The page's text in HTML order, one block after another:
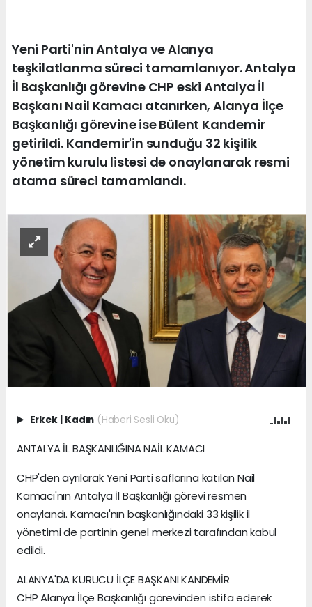
Yeni Parti'nin Antalya ve Alanya
teşkilatlanma süreci tamamlanıyor. Antalya
İl Başkanlığı görevine CHP eski Antalya İl
Başkanı Nail Kamacı atanırken, Alanya İlçe
Başkanlığı görevine ise Bülent Kandemir
getirildi. Kandemir'in sunduğu 32 kişilik
yönetim kurulu listesi de onaylanarak resmi
atama süreci tamamlandı.
Erkek | Kadın (Haberi Sesli Oku)
ANTALYA İL BAŞKANLIĞINA NAİL KAMACI
CHP'den ayrılarak Yeni Parti saflarına katılan Nail
Kamacı'nın Antalya İl Başkanlığı görevi resmen
onaylandı. Kamacı'nın başkanlığındaki 33 kişilik il
yönetimi de partinin genel merkezi tarafından kabul
edildi.
ALANYA'DA KURUCU İLÇE BAŞKANI KANDEMİR
CHP Alanya İlçe Başkanlığı görevinden istifa ederek